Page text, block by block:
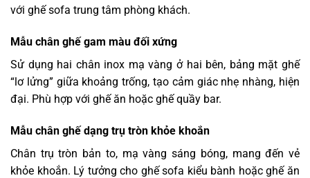
với ghế sofa trung tâm phòng khách.
Mẫu chân ghế gam màu đối xứng
Sử dụng hai chân inox mạ vàng ở hai bên, bảng mặt ghế
“lơ lửng” giữa khoảng trống, tạo cảm giác nhẹ nhàng, hiện
đại. Phù hợp với ghế ăn hoặc ghế quầy bar.
Mẫu chân ghế dạng trụ tròn khỏe khoắn
Chân trụ tròn bản to, mạ vàng sáng bóng, mang đến vẻ
khỏe khoắn. Lý tưởng cho ghế sofa kiểu bành hoặc ghế ăn